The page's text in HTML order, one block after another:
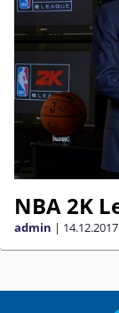
NBA 2K
admin | 14.12.2017